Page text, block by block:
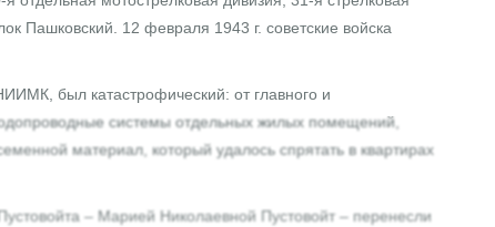
Пашковский. 12 февраля 1943 г. советские войска
был катастрофический: от главного и
системы отдельных жилых помещений,
материал, который удалось спрятать в квартирах
– Марией Николаевной Пустовойт – перенесли